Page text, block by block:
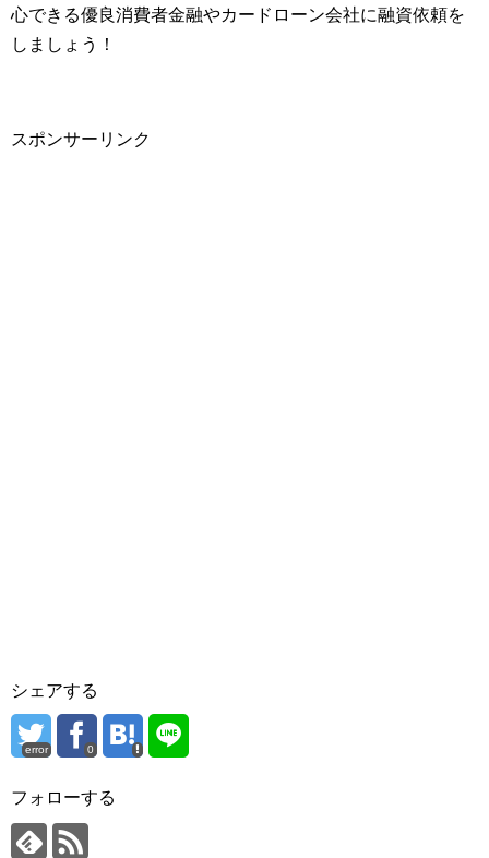
心できる優良消費者金融やカードローン会社に融資依頼を
しましょう！
スポンサーリンク
シェアする
error 0
フォローする